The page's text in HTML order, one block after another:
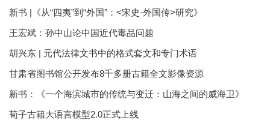
新书 |《从“四夷”到“外国”：<宋史·外国传>研究》
王宏斌：孙中山论中国近代毒品问题
胡兴东 | 元代法律文书中的格式套文和专门术语
甘肃省图书馆公开发布8千多册古籍全文影像资源
新书：《一个海滨城市的传统与变迁：山海之间的威海卫》
荀子古籍大语言模型2.0正式上线